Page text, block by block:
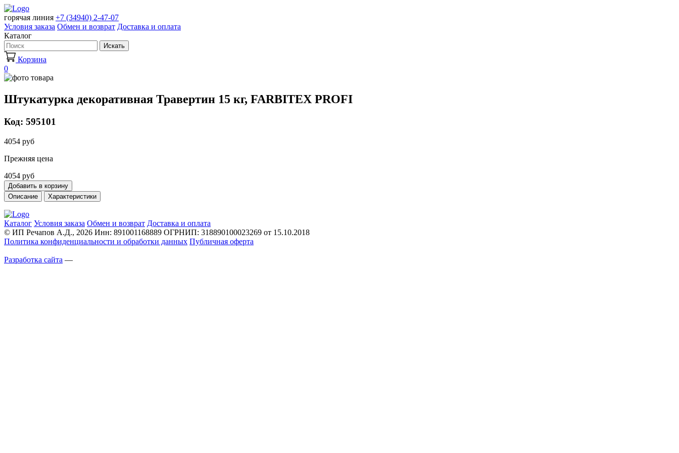
горячая линия +7 (34940) 2-47-07
Условия заказа Обмен и возврат Доставка и оплата
Каталог
Искать
Корзина
0
Штукатурка декоративная Травертин 15 кг, FARBITEX PROFI
Код: 595101
4054 руб
Прежняя цена
4054 руб
Добавить в корзину
Описание
Характеристики
Каталог Условия заказа Обмен и возврат Доставка и оплата
© ИП Речапов А.Д., 2026 Инн: 891001168889 ОГРНИП: 318890100023269 от 15.10.2018
Политика конфиденциальности и обработки данных Публичная оферта
Разработка сайта —